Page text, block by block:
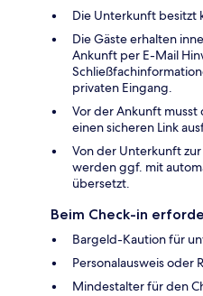
Die Unterkunft besitzt
Die Gäste erhalten
Ankunft per E-Mail
privaten Eingang.
Vor der Ankunft
einen sicheren Link
Von der Unterkunft
werden ggf. mit
übersetzt.
Beim Check-in
Bargeld-Kaution für
Personalausweis oder
Mindestalter für den